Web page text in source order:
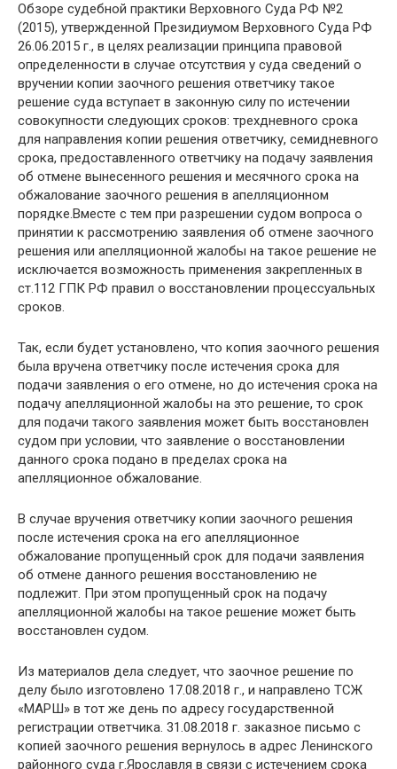
Обзоре судебной практики Верховного Суда РФ №2
(2015), утвержденной Президиумом Верховного Суда РФ
26.06.2015 г., в целях реализации принципа правовой
определенности в случае отсутствия у суда сведений о
вручении копии заочного решения ответчику такое
решение суда вступает в законную силу по истечении
совокупности следующих сроков: трехдневного срока
для направления копии решения ответчику, семидневного
срока, предоставленного ответчику на подачу заявления
об отмене вынесенного решения и месячного срока на
обжалование заочного решения в апелляционном
порядке.Вместе с тем при разрешении судом вопроса о
принятии к рассмотрению заявления об отмене заочного
решения или апелляционной жалобы на такое решение не
исключается возможность применения закрепленных в
ст.112 ГПК РФ правил о восстановлении процессуальных
сроков.
Так, если будет установлено, что копия заочного решения
была вручена ответчику после истечения срока для
подачи заявления о его отмене, но до истечения срока на
подачу апелляционной жалобы на это решение, то срок
для подачи такого заявления может быть восстановлен
судом при условии, что заявление о восстановлении
данного срока подано в пределах срока на
апелляционное обжалование.
В случае вручения ответчику копии заочного решения
после истечения срока на его апелляционное
обжалование пропущенный срок для подачи заявления
об отмене данного решения восстановлению не
подлежит. При этом пропущенный срок на подачу
апелляционной жалобы на такое решение может быть
восстановлен судом.
Из материалов дела следует, что заочное решение по
делу было изготовлено 17.08.2018 г., и направлено ТСЖ
«МАРШ» в тот же день по адресу государственной
регистрации ответчика. 31.08.2018 г. заказное письмо с
копией заочного решения вернулось в адрес Ленинского
районного суда г.Ярославля в связи с истечением срока